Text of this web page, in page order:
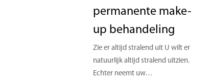
permanente make-
up behandeling
Zie er altijd stralend uit U wilt er
natuurlijk altijd stralend uitzien.
Echter neemt uw…